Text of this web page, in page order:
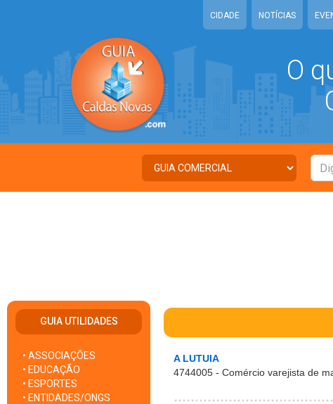
CIDADE NOTÍCIAS
O
GUIA UTILIDADES
• ASSOCIAÇÕES
• EDUCAÇÃO
• ESPORTES
• ENTIDADES/ONGS
A LUTUIA
4744005 - Comércio varejista de